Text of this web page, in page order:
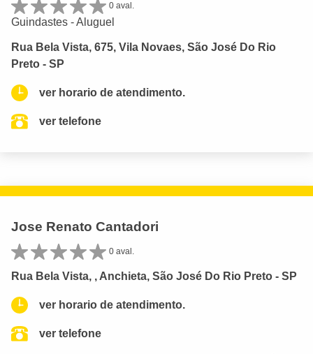
0 aval.
Guindastes - Aluguel
Rua Bela Vista, 675, Vila Novaes, São José Do Rio
Preto - SP
ver horario de atendimento.
ver telefone
Jose Renato Cantadori
0 aval.
Rua Bela Vista, , Anchieta, São José Do Rio Preto - SP
ver horario de atendimento.
ver telefone